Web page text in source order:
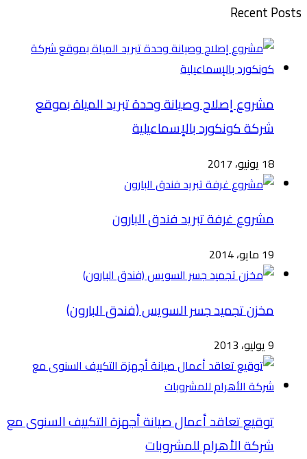
Recent Posts
مشروع إصلاح وصيانة وحدة تبريد المياة بموقع
شركة كونكورد بالإسماعيلية
18 يونيو، 2017
مشروع غرفة تبريد فندق البارون
19 مايو، 2014
مخزن تجميد جسر السويس (فندق البارون)
9 يوليو، 2013
توقيع تعاقد أعمال صيانة أجهزة التكييف السنوى مع
شركة الأهرام للمشروبات